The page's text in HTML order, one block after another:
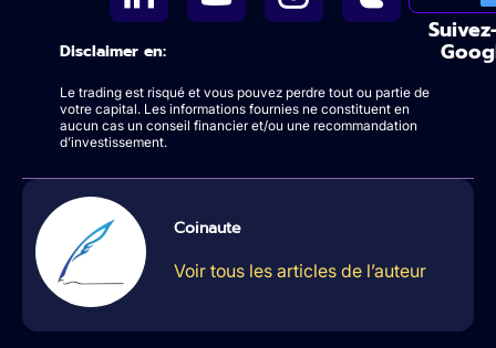
Disclaimer en:
Le trading est risqué et vous pouvez perdre tout ou partie de
votre capital. Les informations fournies ne constituent en
aucun cas un conseil financier et/ou une recommandation
d’investissement.
Coinaute
Voir tous les articles de l’auteur